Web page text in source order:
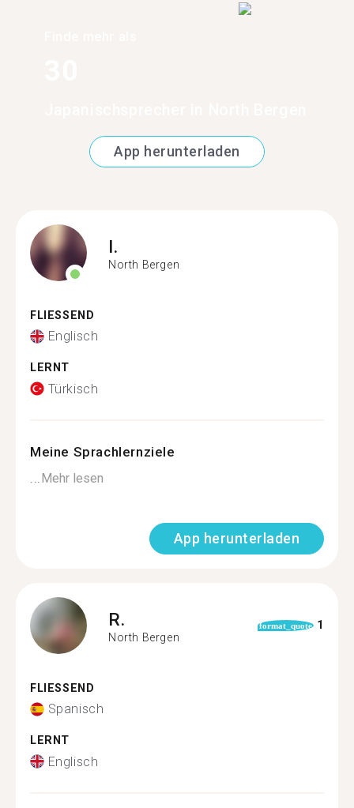
App herunterladen
I.
North Bergen
FLIESSEND
Englisch
LERNT
Türkisch
Meine Sprachlernziele
Mehr lesen
App herunterladen
R.
North Bergen
format_quote 1
FLIESSEND
Spanisch
LERNT
Englisch